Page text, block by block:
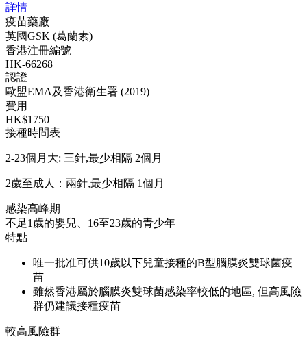
詳情
疫苗藥廠
英國GSK (葛蘭素)
香港注冊編號
HK-66268
認證
歐盟EMA及香港衛生署 (2019)
費用
HK$1750
接種時間表
2-23個月大: 三針,最少相隔 2個月
2歲至成人：兩針,最少相隔 1個月
感染高峰期
不足1歲的嬰兒、16至23歲的青少年
特點
唯一批准可供10歲以下兒童接種的B型腦膜炎雙球菌疫
苗
雖然香港屬於腦膜炎雙球菌感染率較低的地區, 但高風險
群仍建議接種疫苗
較高風險群